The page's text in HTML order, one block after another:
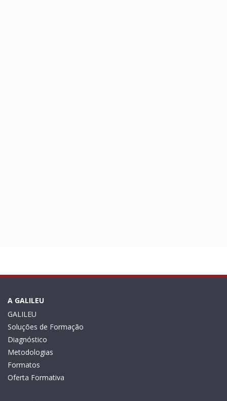
A GALILEU
GALILEU
Soluções de Formação
Diagnóstico
Metodologias
Formatos
Oferta Formativa